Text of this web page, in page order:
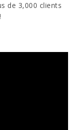
de 3,000 clients